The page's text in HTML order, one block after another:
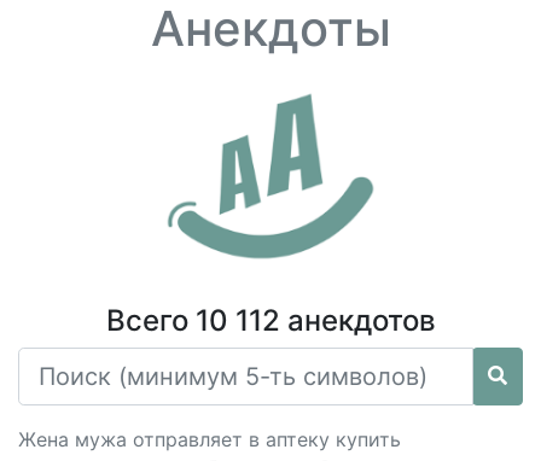
Анекдоты
Всего 10 112 анекдотов
Жена мужа отправляет в аптеку купить